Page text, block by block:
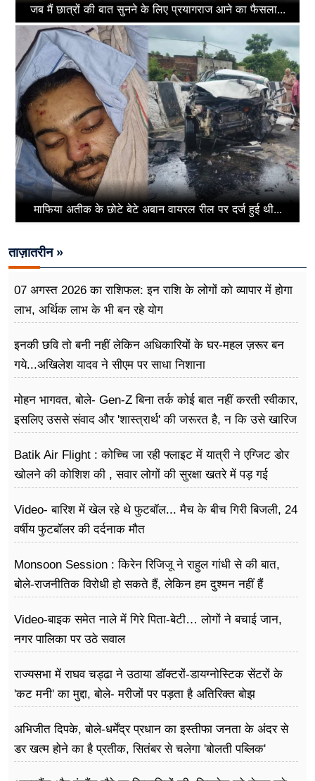
जब मैं छात्रों की बात सुनने के लिए प्रयागराज आने का फैसला...
माफिया अतीक के छोटे बेटे अबान वायरल रील पर दर्ज हुई थी...
ताज़ातरीन »
07 अगस्त 2026 का राशिफल: इन राशि के लोगों को व्यापार में होगा
लाभ, अर्थिक लाभ के भी बन रहे योग
इनकी छवि तो बनी नहीं लेकिन अधिकारियों के घर-महल ज़रूर बन
गये...अखिलेश यादव ने सीएम पर साधा​ निशाना
मोहन भागवत, बोले- Gen-Z बिना तर्क कोई बात नहीं करती स्वीकार,
इसलिए उससे संवाद और 'शास्त्रार्थ' की जरूरत है, न कि उसे खारिज
Batik Air Flight : कोच्चि जा रही फ्लाइट में यात्री ने एग्जिट डोर
खोलने की कोशिश की , सवार लोगों की सुरक्षा खतरे में पड़ गई
Video- बारिश में खेल रहे थे फुटबॉल... मैच के बीच गिरी बिजली, 24
वर्षीय फुटबॉलर की दर्दनाक मौत
Monsoon Session : किरेन रिजिजू ने राहुल गांधी से की बात,
बोले-राजनीतिक विरोधी हो सकते हैं, लेकिन हम दुश्मन नहीं हैं
Video-बाइक समेत नाले में गिरे पिता-बेटी… लोगों ने बचाई जान,
नगर पालिका पर उठे सवाल
राज्यसभा में राघव चड्ढा ने उठाया डॉक्टरों-डायग्नोस्टिक सेंटरों के
'कट मनी' का मुद्दा, बोले- मरीजों पर पड़ता है अ​तिरिक्त बोझ
अभिजीत दिपके, बोले-धर्मेंद्र प्रधान का इस्तीफा जनता के अंदर से
डर खत्म होने का है प्रतीक, सितंबर से चलेगा 'बोलती पब्लिक'